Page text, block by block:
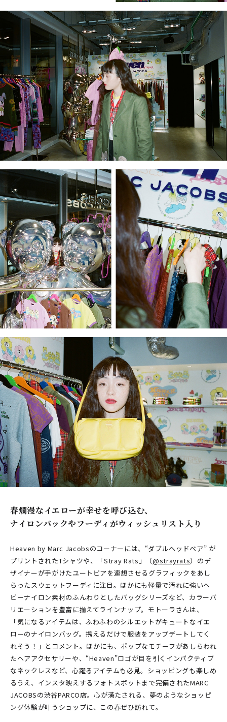
春爛漫なイエローが幸せを呼び込む、
ナイロンバックやフーディがウィッシュリスト入り
Heaven by Marc Jacobsのコーナーには、“ダブルヘッドベア” が
プリントされたTシャツや、「Stray Rats」（@strayrats）のデ
ザイナーが手がけたユートピアを連想させるグラフィックをあし
らったスウェットフーディに注目。ほかにも軽量で汚れに強いヘ
ビーナイロン素材のふんわりとしたバッグシリーズなど、カラーバ
リエーションを豊富に揃えてラインナップ。モトーラさんは、
「気になるアイテムは、ふわふわのシルエットがキュートなイエ
ローのナイロンバッグ。携えるだけで服装をアップデートしてく
れそう！」とコメント。ほかにも、ポップなモチーフがあしらわれ
たヘアアクセサリーや、“Heaven”ロゴが目を引くインパクティブ
なネックレスなど、心躍るアイテムも必見。ショッピングも楽しめ
るうえ、インスタ映えするフォトスポットまで完備されたMARC
JACOBSの渋谷PARCO店。心が満たされる、夢のようなショッピ
ング体験が叶うショップに、この春ぜひ訪れて。